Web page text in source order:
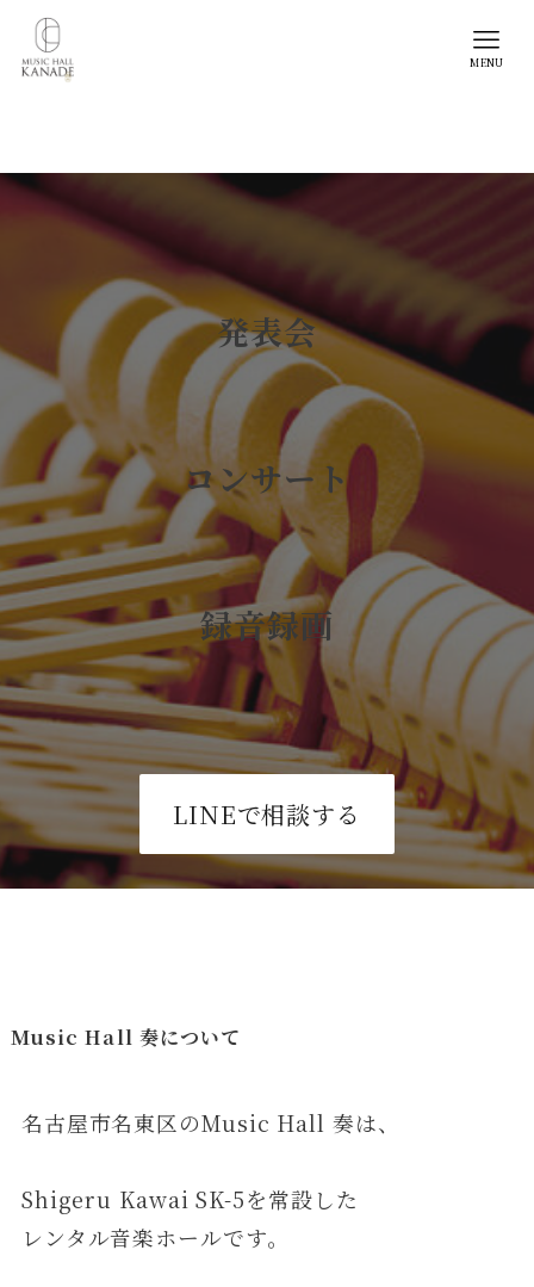
MENU
発表会
コンサート
録音録画
LINEで相談する
Music Hall 奏について
名古屋市名東区のMusic Hall 奏は、
Shigeru Kawai SK-5を常設した
レンタル音楽ホールです。